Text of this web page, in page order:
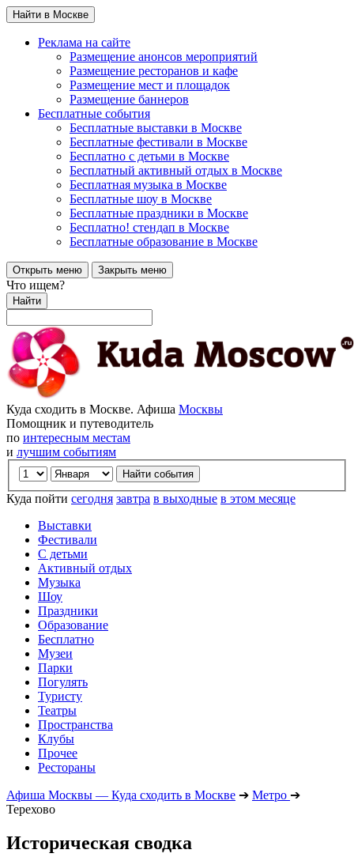
Найти в Москве
Реклама на сайте
Размещение анонсов мероприятий
Размещение ресторанов и кафе
Размещение мест и площадок
Размещение баннеров
Бесплатные события
Бесплатные выставки в Москве
Бесплатные фестивали в Москве
Бесплатно с детьми в Москве
Бесплатный активный отдых в Москве
Бесплатная музыка в Москве
Бесплатные шоу в Москве
Бесплатные праздники в Москве
Бесплатно! стендап в Москве
Бесплатные образование в Москве
Открыть меню Закрыть меню
Что ищем?
Найти
Куда сходить в Москве. Афиша Москвы
Помощник и путеводитель
по интересным местам
и лучшим событиям
Куда пойти сегодня завтра в выходные в этом месяце
Выставки
Фестивали
С детьми
Активный отдых
Музыка
Шоу
Праздники
Образование
Бесплатно
Музеи
Парки
Погулять
Туристу
Театры
Пространства
Клубы
Прочее
Рестораны
Афиша Москвы — Куда сходить в Москве ➔ Метро ➔
Терехово
Историческая сводка